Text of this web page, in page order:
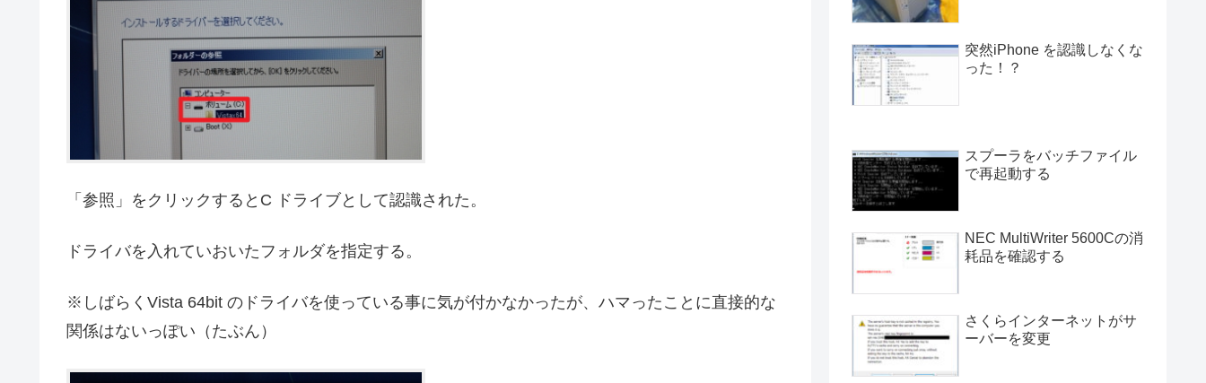
「参照」をクリックするとC ドライブとして認識された。
ドライバを入れていおいたフォルダを指定する。
※しばらくVista 64bit のドライバを使っている事に気が付かなかったが、ハマったことに直接的な
関係はないっぽい（たぶん）
突然iPhone を認識しなくな
った！？
スプーラをバッチファイル
で再起動する
NEC MultiWriter 5600Cの消
耗品を確認する
さくらインターネットがサ
ーバーを変更